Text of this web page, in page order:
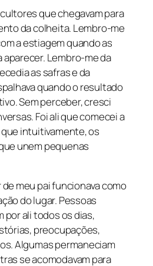
que chegavam para
da colheita. Lembro-me
a estiagem quando as
aparecer. Lembro-me da
as safras e da
quando o resultado
Sem perceber, cresci
Foi ali que comecei a
intuitivamente, os
unem pequenas
meu pai funcionava como
do lugar. Pessoas
por ali todos os dias,
preocupações,
Algumas permaneciam
se acomodavam para